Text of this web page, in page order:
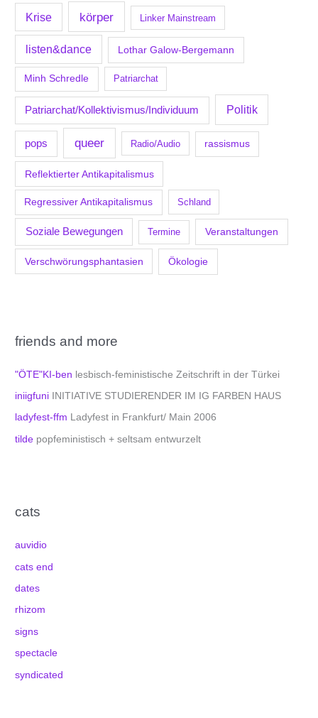
Krise körper Linker Mainstream
listen&dance Lothar Galow-Bergemann
Minh Schredle Patriarchat
Patriarchat/Kollektivismus/Individuum Politik
pops queer Radio/Audio rassismus
Reflektierter Antikapitalismus
Regressiver Antikapitalismus Schland
Soziale Bewegungen Termine Veranstaltungen
Verschwörungsphantasien Ökologie
friends and more
"ÖTE"KI-ben lesbisch-feministische Zeitschrift in der Türkei
iniigfuni INITIATIVE STUDIERENDER IM IG FARBEN HAUS
ladyfest-ffm Ladyfest in Frankfurt/ Main 2006
tilde popfeministisch + seltsam entwurzelt
cats
auvidio
cats end
dates
rhizom
signs
spectacle
syndicated